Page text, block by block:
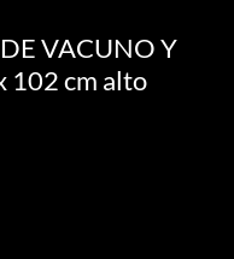
VACUNO Y
102 cm alto